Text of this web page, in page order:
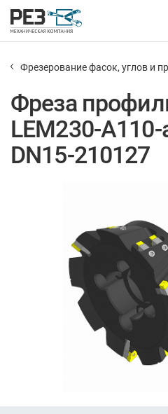
Фрезерование фасок, углов и
Фреза
LEM230-
DN15-210127